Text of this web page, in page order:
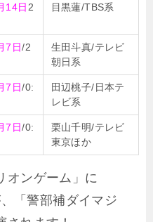
14日 2
目黒蓮/TBS系
7日/2
生田斗真/テレビ
朝日系
7日/0:
田辺桃子/日本テ
レビ系
7日/0:
栗山千明/テレビ
東京ほか
オンゲーム」に
「警部補ダイマジ